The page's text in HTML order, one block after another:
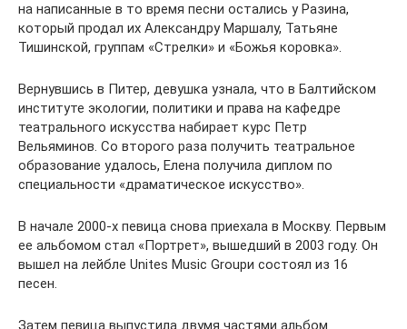
на написанные в то время песни остались у Разина,
который продал их Александру Маршалу, Татьяне
Тишинской, группам «Стрелки» и «Божья коровка».
Вернувшись в Питер, девушка узнала, что в Балтийском
институте экологии, политики и права на кафедре
театрального искусства набирает курс Петр
Вельяминов. Со второго раза получить театральное
образование удалось, Елена получила диплом по
специальности «драматическое искусство».
В начале 2000-х певица снова приехала в Москву. Первым
ее альбомом стал «Портрет», вышедший в 2003 году. Он
вышел на лейбле Unites Music Groupи состоял из 16
песен.
Затем певица выпустила двумя частями альбом